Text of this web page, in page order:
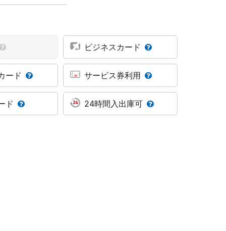
ビジネスカード
ード サービス券利用
ド 24時間入出庫可